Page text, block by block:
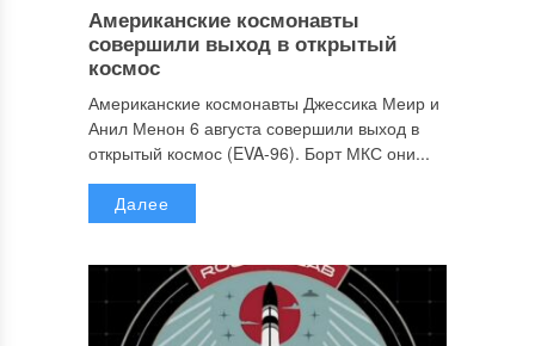
Американские космонавты
совершили выход в открытый
космос
Американские космонавты Джессика Меир и
Анил Менон 6 августа совершили выход в
открытый космос (EVA-96). Борт МКС они...
Далее